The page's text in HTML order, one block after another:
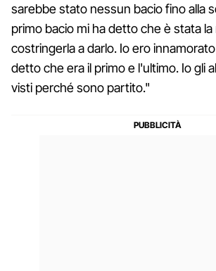
sarebbe stato nessun bacio fino alla
primo bacio mi ha detto che è stata
costringerla a darlo. Io ero
detto che era il primo e l'ultimo. Io gli
visti perché sono partito."